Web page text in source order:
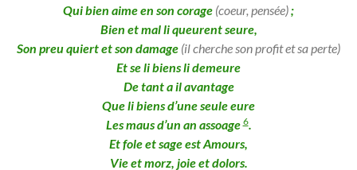
Qui bien aime en son corage (coeur, pensée);
Bien et mal li queurent seure,
Son preu quiert et son damage (il cherche son profit et sa perte)
Et se li biens li demeure
De tant a il avantage
Que li biens d’une seule eure
Les maus d’un an assoage6.
Et fole et sage est Amours,
Vie et morz, joie et dolors.